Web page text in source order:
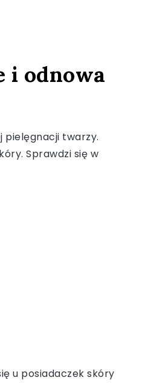
i odnowa
pielęgnacji twarzy.
Sprawdzi się w
u posiadaczek skóry